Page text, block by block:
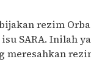
rezim
SARA. Inilah
meresahkan